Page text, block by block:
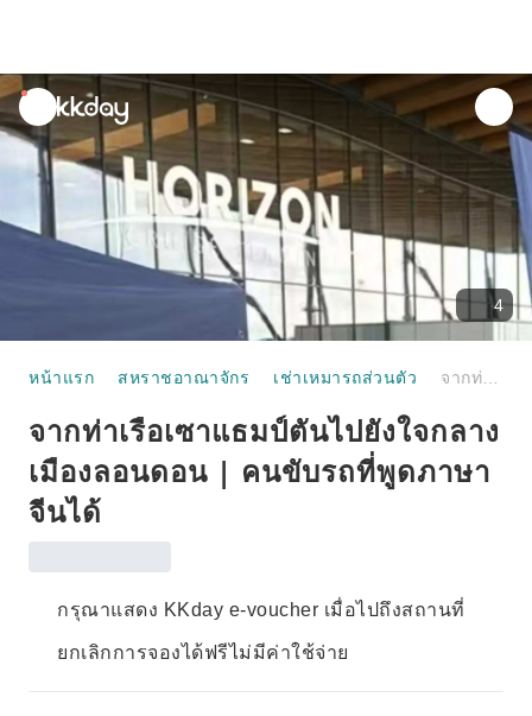
unread
notifications
4
หน้าแรก สหราชอาณาจักร เช่าเหมารถส่วนตัว
จากท่าเรือเซาแธมป์ตันไปยังใจกลาง
เมืองลอนดอน | คนขับรถที่พูดภาษา
จีนได้
กรุณาแสดง KKday e-voucher เมื่อไปถึงสถานที่
ยกเลิกการจองได้ฟรีไม่มีค่าใช้จ่าย